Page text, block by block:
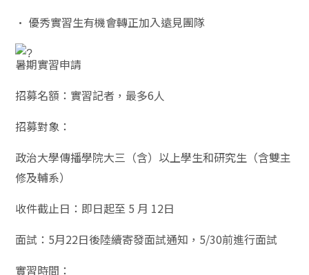
• 優秀實習生有機會轉正加入遠見團隊
暑期實習申請
招募名額：實習記者，最多6人
招募對象：
政治大學傳播學院大三（含）以上學生和研究生（含雙主
修及輔系）
收件截止日：即日起至 5 月 12日
面試：5月22日後陸續寄發面試通知，5/30前進行面試
實習時間：